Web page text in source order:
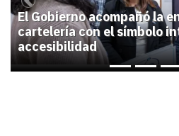
El Gobierno acompañó la
cartelería con el símbolo
accesibilidad
Previous